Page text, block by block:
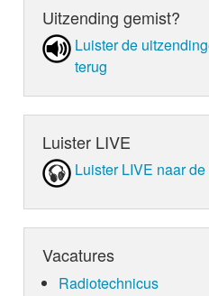
Uitzending gemist?
Luister de
terug
Luister LIVE
Luister LIVE naar de
Vacatures
Radiotechnicus